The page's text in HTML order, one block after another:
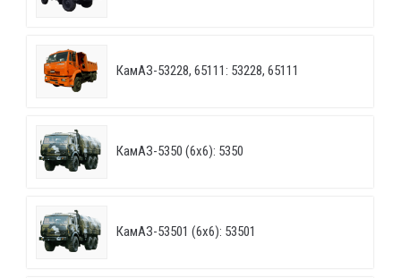
КамАЗ-53228, 65111: 53228, 65111
КамАЗ-5350 (6х6): 5350
КамАЗ-53501 (6х6): 53501